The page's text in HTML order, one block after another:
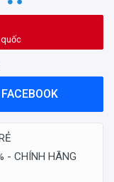
FACEBOOK
- CHÍNH HÃNG